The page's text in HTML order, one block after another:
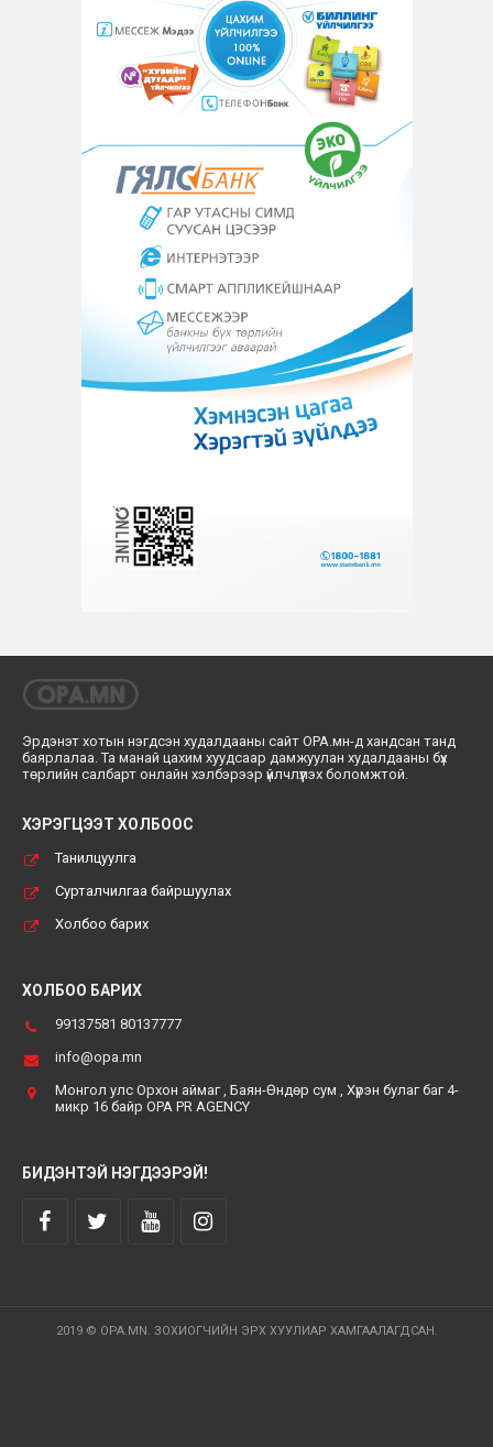
Эрдэнэт хотын нэгдсэн худалдааны сайт ОРА.мн-д хандсан танд
баярлалаа. Та манай цахим хуудсаар дамжуулан худалдааны бүх
төрлийн салбарт онлайн хэлбэрээр үйлчлүүлэх боломжтой.
ХЭРЭГЦЭЭТ ХОЛБООС
Танилцуулга
Сурталчилгаа байршуулах
Холбоо барих
ХОЛБОО БАРИХ
99137581 80137777
info@opa.mn
Монгол улс Орхон аймаг , Баян-Өндөр сум , Хүрэн булаг баг 4-
микр 16 байр OPA PR AGENCY
БИДЭНТЭЙ НЭГДЭЭРЭЙ!
2019 © OPA.MN. ЗОХИОГЧИЙН ЭРХ ХУУЛИАР ХАМГААЛАГДСАН.